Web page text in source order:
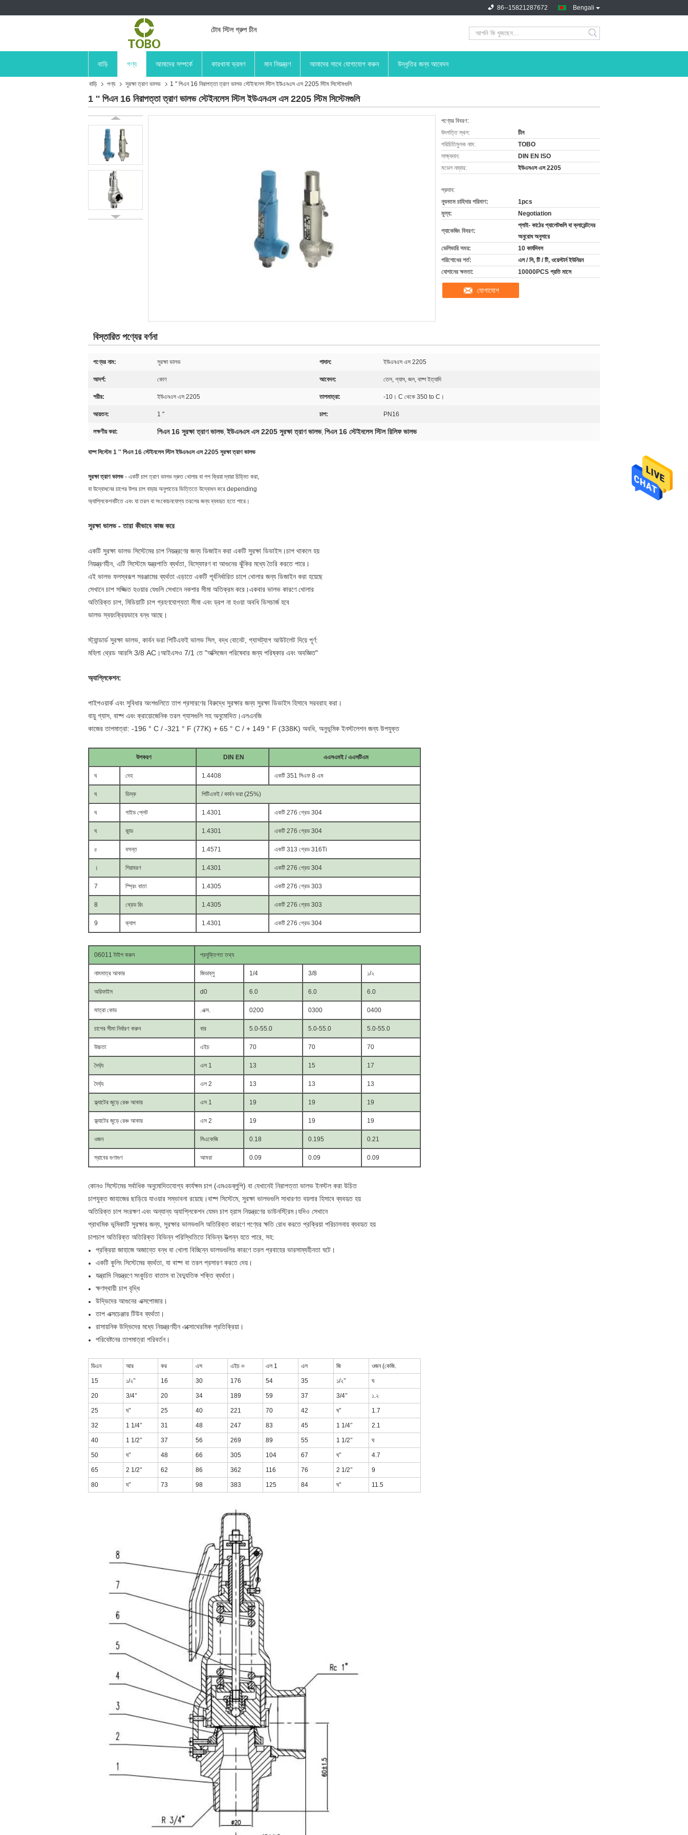
Bengali
86--15821287672
টোব স্টিল গ্রুপ চীন
বাড়ি পণ্য আমাদের সম্পর্কে কারখানা ভ্রমণ মান নিয়ন্ত্রণ আমাদের সাথে যোগাযোগ করুন উদ্ধৃতির জন্য আবেদন
বাড়ি পণ্য সুরক্ষা ত্রাণ ভালভ 1 '' পিএন 16 নিরাপত্তা ত্রাণ ভালভ স্টেইনলেস স্টিল ইউএনএস এস 2205 স্টিম সিস্টেমগুলি
1 '' পিএন 16 নিরাপত্তা ত্রাণ ভালভ স্টেইনলেস স্টিল ইউএনএস এস 2205 স্টিম সিস্টেমগুলি
পণ্যের বিবরণ:
উৎপত্তি স্থল:
চীন
পরিচিতিমুলক নাম:
TOBO
সাক্ষ্যদান:
DIN EN ISO
মডেল নম্বার:
ইউএনএস এস 2205
প্রদান:
ন্যূনতম চাহিদার পরিমাণ:
1pcs
মূল্য:
Negotiation
প্যাকেজিং বিবরণ:
প্লাই- কাঠের প্যালেটগুলি বা ক্লায়েন্টদের
অনুরোধ অনুসারে
ডেলিভারি সময়:
10 কার্যদিবস
পরিশোধের শর্ত:
এল / সি, টি / টি, ওয়েস্টার্ন ইউনিয়ন
যোগানের ক্ষমতা:
10000PCS প্রতি মাসে
যোগাযোগ
বিস্তারিত পণ্যের বর্ণনা
পণ্যের নাম: সুরক্ষা ভালভ পাদান: ইউএনএস এস 2205
আদর্শ: কোণ আবেদন: তেল, গ্যাস, জল, বাষ্প ইত্যাদি
শরীর: ইউএনএস এস 2205 তাপমাত্রা: -10। C থেকে 350 to C।
আয়তন: 1 '' চাপ: PN16
লক্ষণীয় করা: পিএন 16 সুরক্ষা ত্রাণ ভালভ, ইউএনএস এস 2205 সুরক্ষা ত্রাণ ভালভ, পিএন 16 স্টেইনলেস স্টিল রিলিফ ভালভ
বাষ্প সিস্টেম 1 '' পিএন 16 স্টেইনলেস স্টিল ইউএনএস এস 2205 সুরক্ষা ত্রাণ ভালভ
সুরক্ষা ত্রাণ ভালভ- একটি চাপ ত্রাণ ভালভ দ্রুত খোলার বা পপ ক্রিয়া দ্বারা চিহ্নিত করা,
বা উদ্বোধনের চাপের উপর চাপ বাড়ার অনুপাতের ভিত্তিতে উদ্বোধন করে depending
অ্যাপ্লিকেশনটিতে এবং যা তরল বা সংকোচনযোগ্য তরলের জন্য ব্যবহৃত হতে পারে।
সুরক্ষা ভালভ - তারা কীভাবে কাজ করে
একটি সুরক্ষা ভালভ সিস্টেমের চাপ নিয়ন্ত্রণের জন্য ডিজাইন করা একটি সুরক্ষা ডিভাইস।চাপ থাকলে হয়
নিয়ন্ত্রণহীন, এটি সিস্টেমে যন্ত্রপাতি ব্যর্থতা, বিস্ফোরণ বা আগুনের ঝুঁকির মধ্যে তৈরি করতে পারে।
এই ভালভ ফলস্বরূপ সরঞ্জামের ব্যর্থতা এড়াতে একটি পূর্বনির্ধারিত চাপে খোলার জন্য ডিজাইন করা হয়েছে
সেখানে চাপ সজ্জিত হওয়ার যেগুলি সেখানে নকশার সীমা অতিক্রম করে।একবার ভালভ কারণে খোলার
অতিরিক্ত চাপ, মিডিয়াটি চাপ গ্রহণযোগ্যতা সীমা এবং ড্রপ না হওয়া অবধি ডিসচার্জ হবে
ভালভ স্বয়ংক্রিয়ভাবে বন্ধ আছে।
স্ট্যান্ডার্ড সুরক্ষা ভালভ, কার্বন ভরা পিটিএফই ভালভ সিল, বদ্ধ বোনেট, গ্যাসট্যাগ আউটলেট দিয়ে পূর্ণ:
মহিলা থ্রেড আরসি 3/8 AC।আইএসও 7/1 তে "অক্সিজেন পরিষেবার জন্য পরিষ্কার এবং অবজ্ঞিত"
অ্যাপ্লিকেশন:
পাইপওয়ার্ক এবং সুবিধার অংশগুলিতে তাপ প্রসারণের বিরুদ্ধে সুরক্ষার জন্য সুরক্ষা ডিভাইস হিসাবে সরবরাহ করা।
বায়ু গ্যাস, বাষ্প এবং ক্রায়োজেনিক তরল গ্যাসগুলি সহ অনুমোদিত।এলএনজি
কাজের তাপমাত্রা: -196 ° C / -321 ° F (77K) + 65 ° C / + 149 ° F (338K) অবধি, অনুভূমিক ইনস্টলেশন জন্য উপযুক্ত
উপকরণ DIN EN এএসএমই / এএসটিএম
ঘ দেহ 1.4408 একটি 351 সিএফ 8 এম
ঘ ডিস্ক পিটিএফই / কার্বন ভরা (25%)
ঘ গাইড প্লেট 1.4301 একটি 276 গ্রেড 304
ঘ কান্ড 1.4301 একটি 276 গ্রেড 304
৫ বসন্ত 1.4571 একটি 313 গ্রেড 316Ti
। শিরাবরণ 1.4301 একটি 276 গ্রেড 304
7 স্প্রিং বাতা 1.4305 একটি 276 গ্রেড 303
8 থ্রেড রিং 1.4305 একটি 276 গ্রেড 303
9 ক্যাপ 1.4301 একটি 276 গ্রেড 304
06011 টাইপ করুন প্রযুক্তিগত তথ্য
নামমাত্র আকার জিডাব্লু 1/4 3/8 ১/২
অরিফাইস d0 6.0 6.0 6.0
মাত্রা কোড .এক্স. 0200 0300 0400
চাপের সীমা নির্ধারণ করুন বার 5.0-55.0 5.0-55.0 5.0-55.0
উচ্চতা এইচ 70 70 70
দৈর্ঘ্য এল 1 13 15 17
দৈর্ঘ্য এল 2 13 13 13
ফ্ল্যাটের জুড়ে রেঞ্চ আকার এস 1 19 19 19
ফ্ল্যাটের জুড়ে রেঞ্চ আকার এস 2 19 19 19
ওজন সিএকেজি 0.18 0.195 0.21
স্রাবের গুণাগুণ আমরা 0.09 0.09 0.09
কোনও সিস্টেমের সর্বাধিক অনুমোদিতযোগ্য কার্যক্ষম চাপ (এমএডব্লুপি) বা যেখানেই নিরাপত্তা ভালভ ইনস্টল করা উচিত
চাপযুক্ত জাহাজের ছাড়িয়ে যাওয়ার সম্ভাবনা রয়েছে।বাষ্প সিস্টেমে, সুরক্ষা ভালভগুলি সাধারণত বয়লার হিসাবে ব্যবহৃত হয়
অতিরিক্ত চাপ সংরক্ষণ এবং অন্যান্য অ্যাপ্লিকেশন যেমন চাপ হ্রাস নিয়ন্ত্রণের ডাউনস্ট্রিম।যদিও সেখানে
প্রাথমিক ভূমিকাটি সুরক্ষার জন্য, সুরক্ষার ভালভগুলি অতিরিক্ত কারণে পণ্যের ক্ষতি রোধ করতে প্রক্রিয়া পরিচালনায় ব্যবহৃত হয়
চাপচাপ অতিরিক্ত অতিরিক্ত বিভিন্ন পরিস্থিতিতে বিভিন্ন উত্পন্ন হতে পারে, সহ:
প্রক্রিয়া জাহাজে অজান্তে বন্ধ বা খোলা বিচ্ছিন্ন ভালভগুলির কারণে তরল প্রবাহের ভারসাম্যহীনতা ঘটে।
একটি কুলিং সিস্টেমের ব্যর্থতা, যা বাষ্প বা তরল প্রসারণ করতে দেয়।
যন্ত্রাদি নিয়ন্ত্রণে সংকুচিত বাতাস বা বৈদ্যুতিক শক্তি ব্যর্থতা।
ক্ষণস্থায়ী চাপ বৃদ্ধি
উদ্ভিদের আগুনের এক্সপোজার।
তাপ এক্সচেঞ্জার টিউব ব্যর্থতা।
রাসায়নিক উদ্ভিদের মধ্যে নিয়ন্ত্রণহীন এক্সোথেরমিক প্রতিক্রিয়া।
পরিবেষ্টনের তাপমাত্রা পরিবর্তন।
ডিএন আর কর এস এইচ = এল 1 এল জি ওজন (কেজি.
15 ১/২" 16 30 176 54 35 ১/২" ঘ
20 3/4" 20 34 189 59 37 3/4" ১.২
25 ঘ" 25 40 221 70 42 ঘ" 1.7
32 1 1/4" 31 48 247 83 45 1 1/4" 2.1
40 1 1/2" 37 56 269 89 55 1 1/2" ঘ
50 ঘ" 48 66 305 104 67 ঘ" 4.7
65 2 1/2" 62 86 362 116 76 2 1/2" 9
80 ঘ" 73 98 383 125 84 ঘ" 11.5